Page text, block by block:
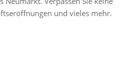
und vieles mehr.